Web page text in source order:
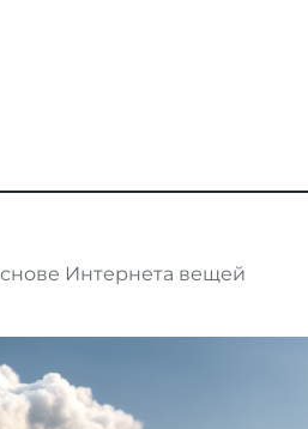
Интернета вещей